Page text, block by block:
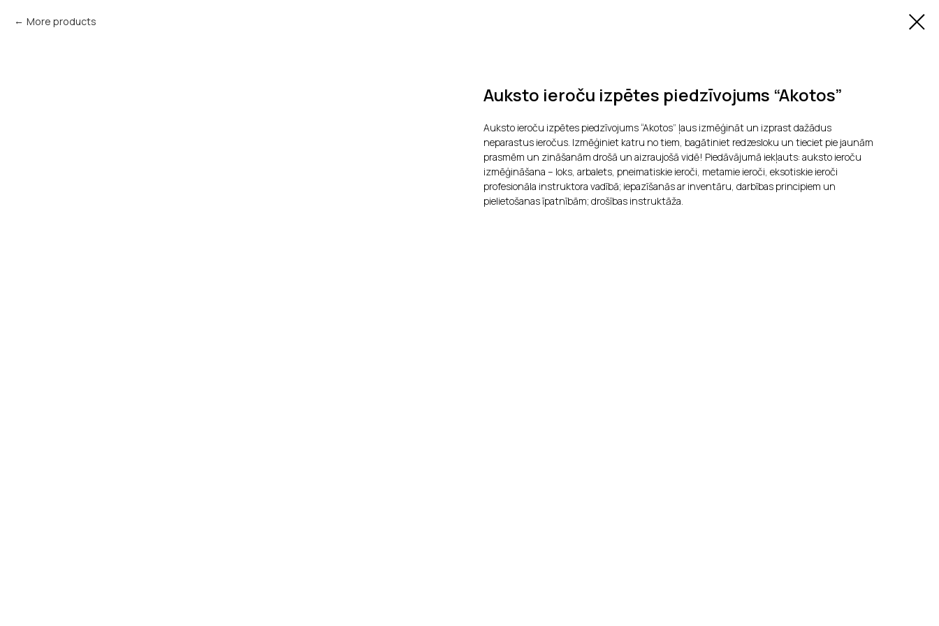
More products
Auksto ieroču izpētes piedzīvojums “Akotos”
Auksto ieroču izpētes piedzīvojums “Akotos” ļaus izmēģināt un izprast dažādus
neparastus ieročus. Izmēģiniet katru no tiem, bagātiniet redzesloku un tieciet pie jaunām
prasmēm un zināšanām drošā un aizraujošā vidē! Piedāvājumā iekļauts: auksto ieroču
izmēģināšana – loks, arbalets, pneimatiskie ieroči, metamie ieroči, eksotiskie ieroči
profesionāla instruktora vadībā; iepazīšanās ar inventāru, darbības principiem un
pielietošanas īpatnībām; drošības instruktāža.